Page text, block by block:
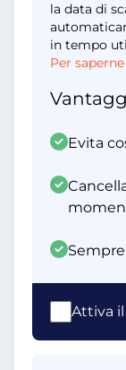
la data di
in tempo
Per
Evita
Attiva